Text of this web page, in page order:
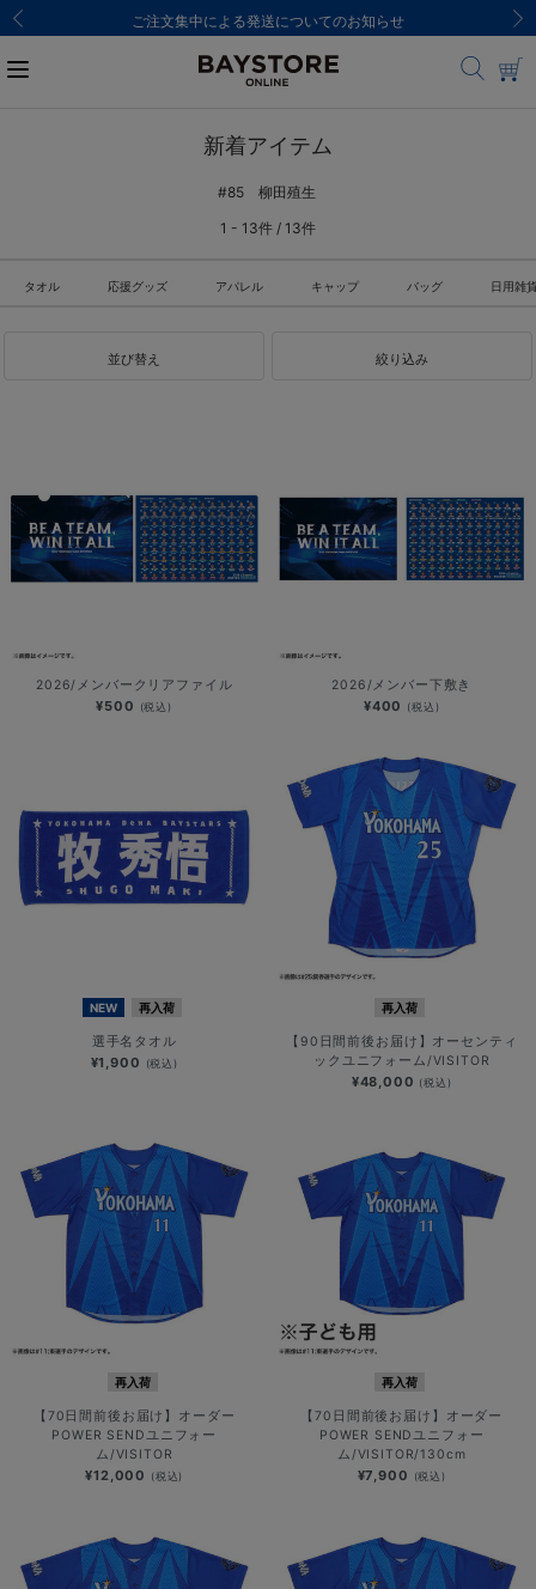
ご注文集中による発送についてのお知らせ
新着アイテム
#85 柳田殖生
1 - 13件 / 13件
タオル 応援グッズ アパレル キャップ バッグ 日用雑
並び替え 絞り込み
2026/メンバークリアファイル
¥500 (税込)
2026/メンバー下敷き
¥400 (税込)
NEW 再入荷
選手名タオル
¥1,900 (税込)
再入荷
【90日間前後お届け】オーセンティ
ックユニフォーム/VISITOR
¥48,000 (税込)
再入荷
【70日間前後お届け】オーダー
POWER SENDユニフォー
ム/VISITOR
¥12,000 (税込)
再入荷
【70日間前後お届け】オーダー
POWER SENDユニフォー
ム/VISITOR/130cm
¥7,900 (税込)